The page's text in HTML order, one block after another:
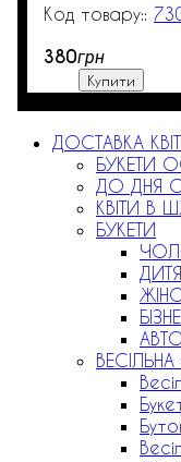
380грн
Купити
ДОСТАВКА
БУКЕТИ
ДО ДНЯ
КВІТИ В
БУКЕТИ